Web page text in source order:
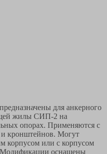
для анкерного
жилы СИП-2 на
опорах. Применяются с
кронштейнов. Могут
корпусом или с корпусом
Модификации оснащены